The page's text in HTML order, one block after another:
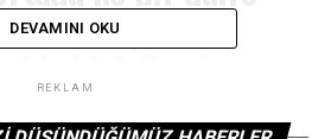
muhattap
‘Yatırdığınız
DEVAMINI OKU
REKLAM